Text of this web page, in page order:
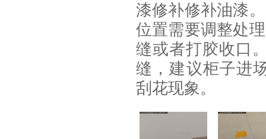
漆修补修补油漆
位置需要调整处
缝或者打胶收口
缝，建议柜子进
刮花现象。